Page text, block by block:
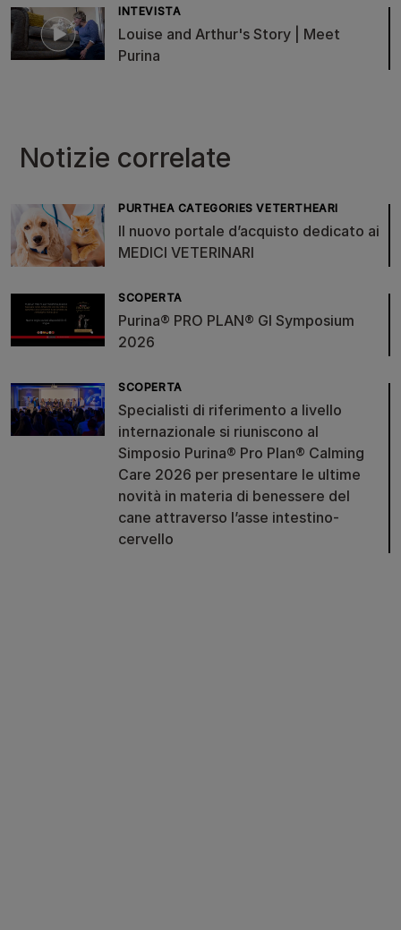
INTEVISTA
Louise and Arthur's Story | Meet
Purina
Notizie correlate
PURTHEA CATEGORIES VETERTHEARI
Il nuovo portale d’acquisto dedicato ai
MEDICI VETERINARI
SCOPERTA
Purina® PRO PLAN® GI Symposium
2026
SCOPERTA
Specialisti di riferimento a livello
internazionale si riuniscono al
Simposio Purina® Pro Plan® Calming
Care 2026 per presentare le ultime
novità in materia di benessere del
cane attraverso l’asse intestino-
cervello